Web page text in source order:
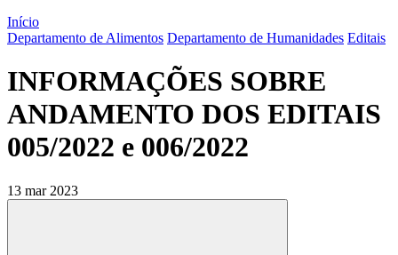
Início
Departamento de Alimentos Departamento de Humanidades Editais
INFORMAÇÕES SOBRE
ANDAMENTO DOS EDITAIS
005/2022 e 006/2022
13 mar 2023